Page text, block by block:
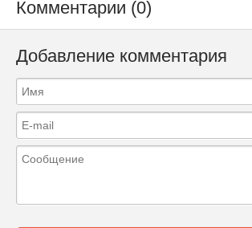
Комментарии (0)
Добавление комментария